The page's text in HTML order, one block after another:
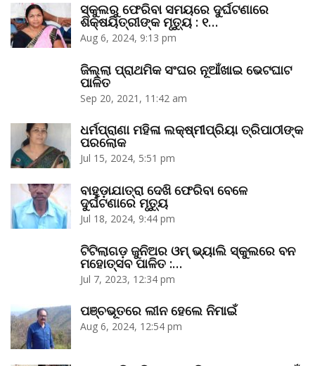
ସ୍କୁଲରୁ ଫେରିବା ସମୟରେ ଦୁର୍ଘଟଣାରେ
ଶିକ୍ଷୟିତ୍ରୀଙ୍କ ମୃତ୍ୟୁ : ୧…
Aug 6, 2024, 9:13 pm
ଜିଲ୍ଲା ପ୍ରାଥମିକ ସଂଘର ନୂଆଁଖାଇ ଭେଟଘାଟ
ପାଳିତ
Sep 20, 2021, 11:42 am
ଧର୍ମପ୍ରାଣା ମହିଳା ଲକ୍ଷ୍ମୀପ୍ରିୟା ତ୍ରିପାଠୀଙ୍କ
ପରଲୋକ
Jul 15, 2024, 5:51 pm
ବାହୁଡ଼ାଯାତ୍ରା ଦେଖି ଫେରିବା ବେଳେ
ଦୁର୍ଘଟଣାରେ ମୃତ୍ୟୁ
Jul 18, 2024, 9:44 pm
ଟିଟିଲାଗଡ଼ ଜୁନିଅର ଓମ୍‌ ଭ୍ୟାଲି ସ୍କୁଲରେ ବନ
ମହୋତ୍ସବ ପାଳିତ :…
Jul 7, 2023, 12:34 pm
ପଞ୍ଚଭୂତରେ ଲୀନ ହେଲେ ନିମାଇଁ
Aug 6, 2024, 12:54 pm